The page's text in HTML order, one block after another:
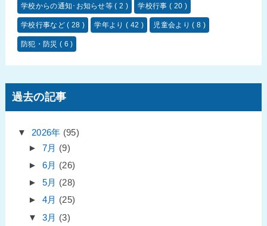
学校からの通知･お知らせ等( 2 ) 学校行事 ( 20 )
学校行事など( 28 ) 学年より( 42 ) 児童会より( 8 )
防犯・防災 ( 6 )
過去の記事
▼ 2026年 (95)
► 7月 (9)
► 6月 (26)
► 5月 (28)
► 4月 (25)
▼ 3月 (3)